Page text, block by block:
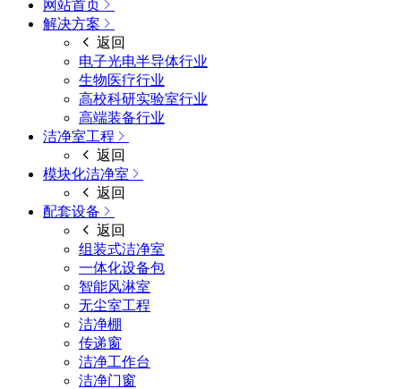
网站首页
解决方案
返回
电子光电半导体行业
生物医疗行业
高校科研实验室行业
高端装备行业
洁净室工程
返回
模块化洁净室
返回
配套设备
返回
组装式洁净室
一体化设备包
智能风淋室
无尘室工程
洁净棚
传递窗
洁净工作台
洁净门窗